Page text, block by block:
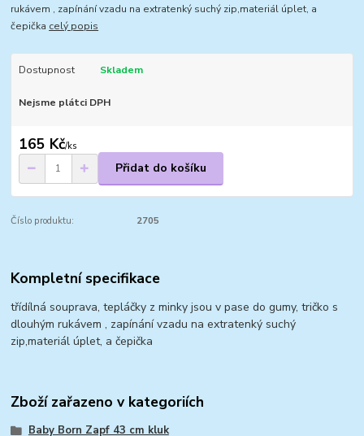
rukávem , zapínání vzadu na extratenký suchý zip,materiál úplet, a
čepička celý popis
Dostupnost Skladem
Nejsme plátci DPH
165 Kč/ks
Přidat do košíku
Číslo produktu: 2705
Kompletní specifikace
třídílná souprava, tepláčky z minky jsou v pase do gumy, tričko s
dlouhým rukávem , zapínání vzadu na extratenký suchý
zip,materiál úplet, a čepička
Zboží zařazeno v kategoriích
Baby Born Zapf 43 cm kluk